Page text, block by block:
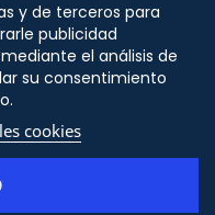
y de terceros para
publicidad
el análisis de
su consentimiento
cookies